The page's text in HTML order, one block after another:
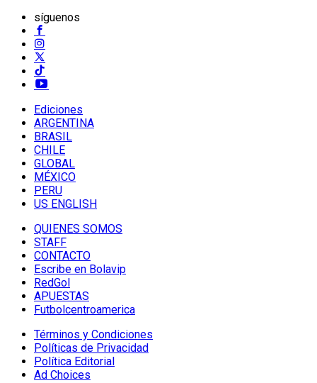
síguenos
Ediciones
ARGENTINA
BRASIL
CHILE
GLOBAL
MÉXICO
PERU
US ENGLISH
QUIENES SOMOS
STAFF
CONTACTO
Escribe en Bolavip
RedGol
APUESTAS
Futbolcentroamerica
Términos y Condiciones
Políticas de Privacidad
Política Editorial
Ad Choices